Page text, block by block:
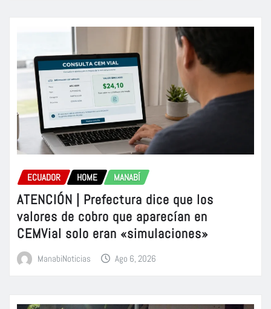
ECUADOR HOME MANABÍ
ATENCIÓN | Prefectura dice que los
valores de cobro que aparecían en
CEMVial solo eran «simulaciones»
ManabiNoticias Ago 6, 2026